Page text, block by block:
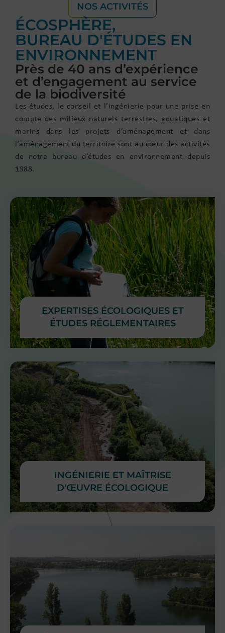
NOS ACTIVITÉS
ÉCOSPHÈRE,
BUREAU D'ÉTUDES EN
ENVIRONNEMENT
Près de 40 ans d’expérience
et d’engagement au service
de la biodiversité
Les études, le conseil et l’ingénierie pour une prise en
compte des milieux naturels terrestres, aquatiques et
marins dans les projets d’aménagement et dans
l’aménagement du territoire sont au cœur des activités
de notre bureau d’études en environnement depuis
1988.
EXPERTISES ÉCOLOGIQUES ET
ÉTUDES RÉGLEMENTAIRES
INGÉNIERIE ET MAÎTRISE
D'ŒUVRE ÉCOLOGIQUE